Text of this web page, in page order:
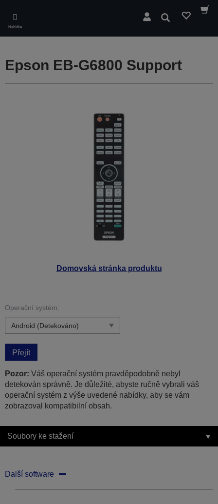
main
content
Nabídka
Hledat
Domovská stránka produktu
Epson EB-G6800 Support
Operační systém:
Přejít
Pozor: Váš operační systém pravděpodobně nebyl
detekován správně. Je důležité, abyste ručně vybrali váš
operační systém z výše uvedené nabídky, aby se vám
zobrazoval kompatibilní obsah.
Soubory ke stažení
Další software